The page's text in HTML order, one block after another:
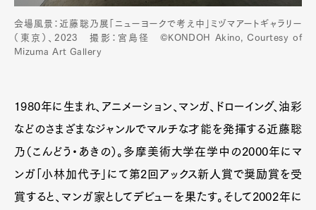
会場風景：近藤聡乃展「ニューヨークで考え中」ミヅマアートギャラリー
（東京）、2023 撮影：宮島径 ©️KONDOH Akino, Courtesy of
Mizuma Art Gallery
1980年に生まれ、アニメーション、マンガ、ドローイング、油彩
などのさまざまなジャンルでマルチな才能を発揮する近藤聡
乃（こんどう・あきの）。多摩美術大学在学中の2000年にマ
ンガ「小林加代子」にて第2回アックス新人賞で奨励賞を受
賞すると、マンガ家としてデビューを果たす。そして2002年に